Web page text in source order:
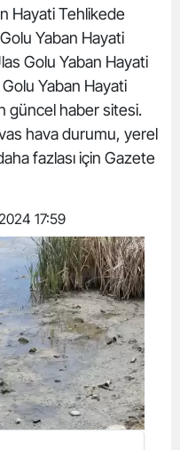
Hayati Tehlikede
Yaban Hayati
Golu Yaban Hayati
Yaban Hayati
güncel haber sitesi.
hava durumu, yerel
fazlası için Gazete
17:59